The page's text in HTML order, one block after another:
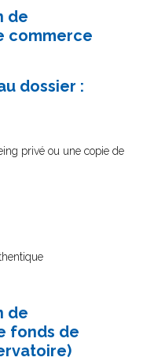
de
commerce
dossier :
privé ou une copie de
de
fonds de